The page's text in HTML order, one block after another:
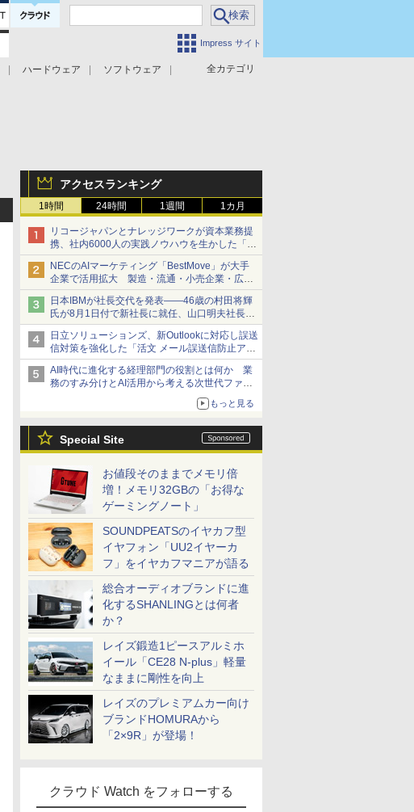
Impress サイト
全カテゴリ
ハードウェア
ソフトウェア
アクセスランキング
1時間 24時間 1週間 1カ月
リコージャパンとナレッジワークが資本業務提
携、社内6000人の実践ノウハウを生かした「AI
商談記録 for RICOH」を展開へ
NECのAIマーケティング「BestMove」が大手
企業で活用拡大 製造・流通・小売企業・広告
代理店などが実装フェーズへ
日本IBMが社長交代を発表――46歳の村田将輝
氏が8月1日付で新社長に就任、山口明夫社長は
会長へ
日立ソリューションズ、新Outlookに対応し誤送
信対策を強化した「活文 メール誤送信防止アド
インサービス」を提供
AI時代に進化する経理部門の役割とは何か 業
務のすみ分けとAI活用から考える次世代ファイ
もっと見る
Special Site
お値段そのままでメモリ倍
増！メモリ32GBの「お得な
ゲーミングノート」
SOUNDPEATSのイヤカフ型
イヤフォン「UU2イヤーカ
フ」をイヤカフマニアが語る
総合オーディオブランドに進
化するSHANLINGとは何者
か？
レイズ鍛造1ピースアルミホ
イール「CE28 N-plus」軽量
なままに剛性を向上
レイズのプレミアムカー向け
ブランドHOMURAから
「2×9R」が登場！
クラウド Watch をフォローする